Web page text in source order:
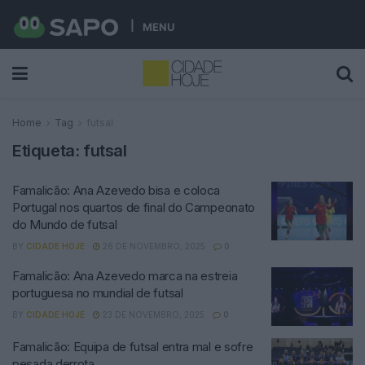
MENU
Home Tag futsal
Etiqueta: futsal
Famalicão: Ana Azevedo bisa e coloca
Portugal nos quartos de final do Campeonato
do Mundo de futsal
BY CIDADE HOJE 26 DE NOVEMBRO, 2025 0
Famalicão: Ana Azevedo marca na estreia
portuguesa no mundial de futsal
BY CIDADE HOJE 23 DE NOVEMBRO, 2025 0
Famalicão: Equipa de futsal entra mal e sofre